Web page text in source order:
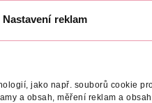
Nastavení reklam
jako např. souborů cookie
a obsah, měření reklam a
Harmonie Coco
ze 100% rostlinných
Pampers Harmonie Coco
podráždění pokožky.
barviv.